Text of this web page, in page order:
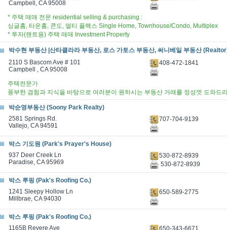
Campbell, CA 95008
* 주택 매매 전문 residential selling & purchasing :
싱글홈, 타운홈, 콘도, 멀티 플랙스 Single Home, Townhouse/Condo, Multiplex
* 투자(랜트용) 주택 매매 Investment Property
박수현 부동산 |산타클라라 부동산, 로스 가토스 부동산, 써니베일 부동산
2110 S Bascom Ave # 101
Campbell , CA 95008
408-472-1841
주택전문가
풍부한 겸험과 지식을 바탕으로 여러분이 원하시는 부동산 거래를 정성껏 도와드
박순영부동산 (Soony Park Realty)
2581 Springs Rd.
Vallejo, CA 94591
707-704-9139
박스 기도원 (Park's Prayer's House)
937 Deer Creek Ln
Paradise, CA 95969
530-872-8939
530-872-8939
박스 루핑 (Pak's Roofing Co.)
1241 Sleepy Hollow Ln
Millbrae, CA 94030
650-589-2775
박스 루핑 (Pak's Roofing Co.)
1165B Revere Ave
650-343-6671